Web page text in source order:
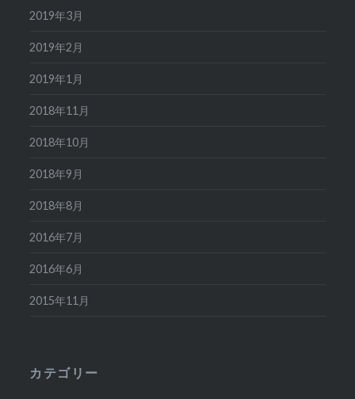
2019年3月
2019年2月
2019年1月
2018年11月
2018年10月
2018年9月
2018年8月
2016年7月
2016年6月
2015年11月
カテゴリー